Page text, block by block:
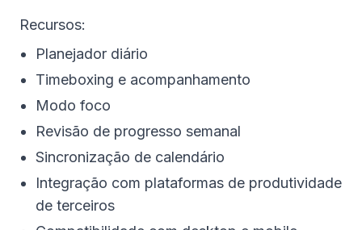
Recursos:
Planejador diário
Timeboxing e acompanhamento
Modo foco
Revisão de progresso semanal
Sincronização de calendário
Integração com plataformas de produtividade
de terceiros